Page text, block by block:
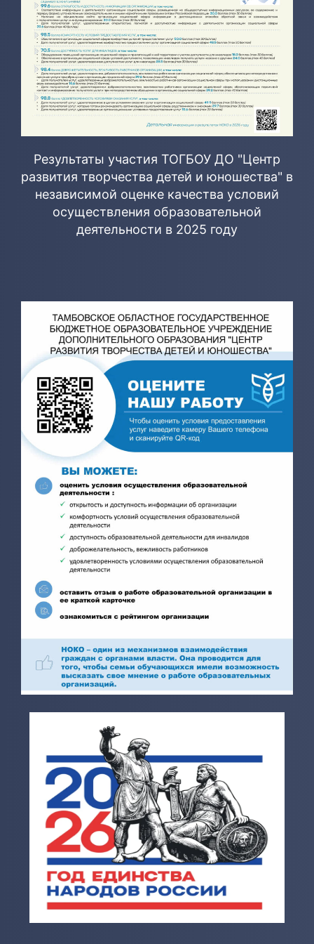
Результаты участия ТОГБОУ ДО "Центр
развития творчества детей и юношества" в
независимой оценке качества условий
осуществления образовательной
деятельности в 2025 году